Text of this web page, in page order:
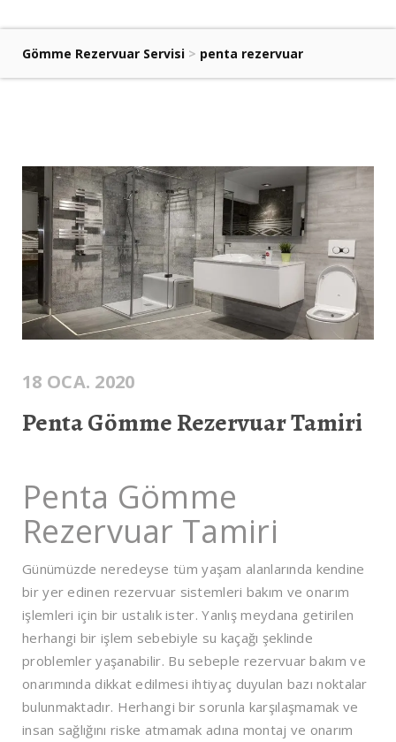
Gömme Rezervuar Servisi > penta rezervuar
18 OCA. 2020
Penta Gömme Rezervuar Tamiri
Penta Gömme
Rezervuar Tamiri
Günümüzde neredeyse tüm yaşam alanlarında kendine
bir yer edinen rezervuar sistemleri bakım ve onarım
işlemleri için bir ustalık ister. Yanlış meydana getirilen
herhangi bir işlem sebebiyle su kaçağı şeklinde
problemler yaşanabilir. Bu sebeple rezervuar bakım ve
onarımında dikkat edilmesi ihtiyaç duyulan bazı noktalar
bulunmaktadır. Herhangi bir sorunla karşılaşmamak ve
insan sağlığını riske atmamak adına montaj ve onarım